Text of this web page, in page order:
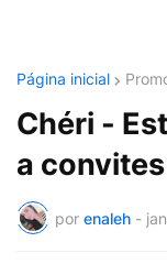
Página inicial
Chéri -
a
por enaleh -